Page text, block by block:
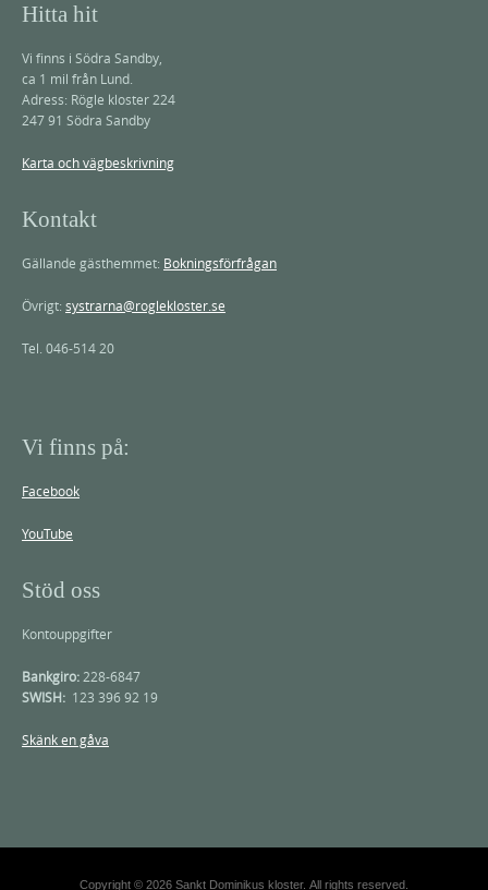
Hitta hit
Vi finns i Södra Sandby,
ca 1 mil från Lund.
Adress: Rögle kloster 224
247 91 Södra Sandby
Karta och vägbeskrivning
Kontakt
Gällande gästhemmet: Bokningsförfrågan
Övrigt: systrarna@roglekloster.se
Tel. 046-514 20
Vi finns på:
Facebook
YouTube
Stöd oss
Kontouppgifter
Bankgiro:228-6847
SWISH: 123 396 92 19
Skänk en gåva
Copyright © 2026 Sankt Dominikus kloster. All rights reserved.